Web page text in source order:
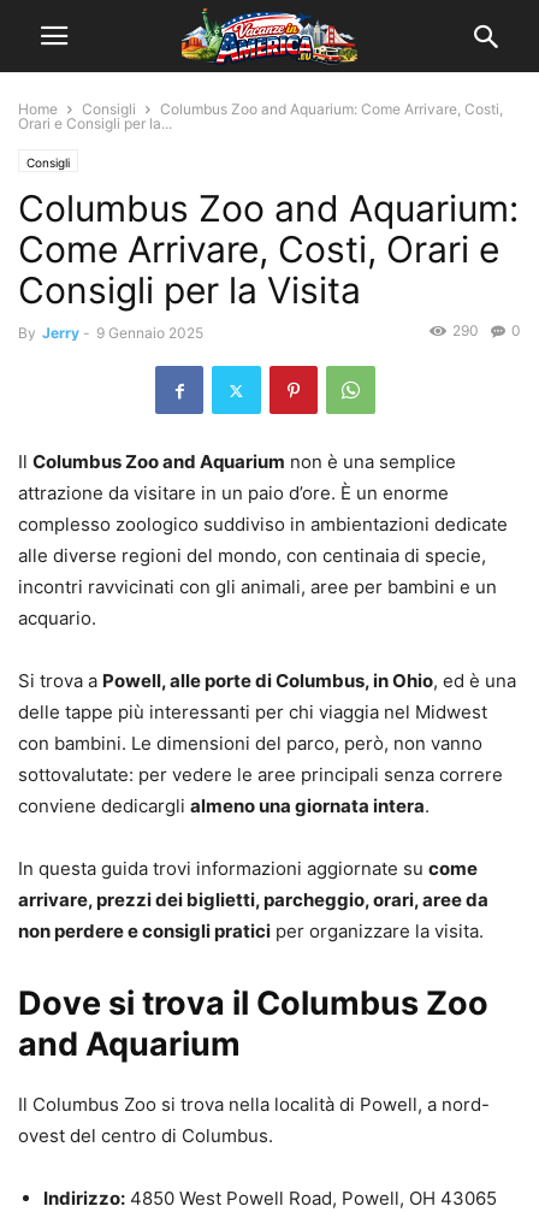
Home Consigli
Columbus Zoo and Aquarium: Come Arrivare, Costi,
Orari e Consigli per la...
Consigli
Columbus Zoo and Aquarium:
Come Arrivare, Costi, Orari e
Consigli per la Visita
By Jerry - 9 Gennaio 2025 0
290
Il Columbus Zoo and Aquarium non è una semplice
attrazione da visitare in un paio d’ore. È un enorme
complesso zoologico suddiviso in ambientazioni dedicate
alle diverse regioni del mondo, con centinaia di specie,
incontri ravvicinati con gli animali, aree per bambini e un
acquario.
Si trova a Powell, alle porte di Columbus, in Ohio, ed è una
delle tappe più interessanti per chi viaggia nel Midwest
con bambini. Le dimensioni del parco, però, non vanno
sottovalutate: per vedere le aree principali senza correre
conviene dedicargli almeno una giornata intera.
In questa guida trovi informazioni aggiornate su come
arrivare, prezzi dei biglietti, parcheggio, orari, aree da
non perdere e consigli pratici per organizzare la visita.
Dove si trova il Columbus Zoo
and Aquarium
Il Columbus Zoo si trova nella località di Powell, a nord-
ovest del centro di Columbus.
Indirizzo: 4850 West Powell Road, Powell, OH 43065